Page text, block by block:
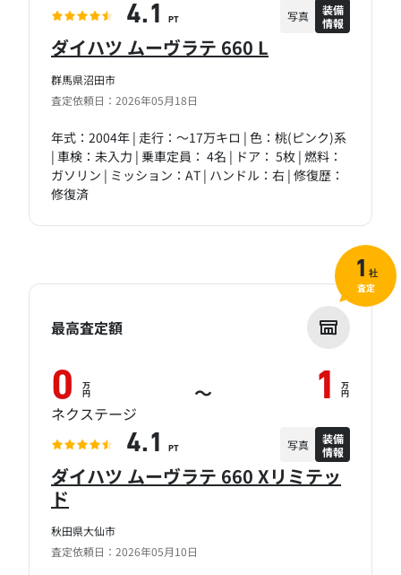
群馬県沼田市
査定依頼日：2026年05月18日
ダイハツ ムーヴラテ 660 L
年式：2004年 | 走行：～17万キロ | 色：桃(ピンク)系
| 車検：未入力 | 乗車定員： 4名 | ドア： 5枚 | 燃料：
ガソリン | ミッション：AT | ハンドル：右 | 修復歴：
修復済
4.1 PT 写真
装備
情報
秋田県大仙市
査定依頼日：2026年05月10日
ダイハツ ムーヴラテ 660 Xリミテッ
ド
最高査定額
0 万
円 ～ 1 万
円
ネクステージ
4.1 PT 写真
装備
情報
1 社
査定